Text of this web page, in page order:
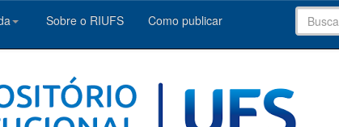
Sobre o RIUFS Como publicar